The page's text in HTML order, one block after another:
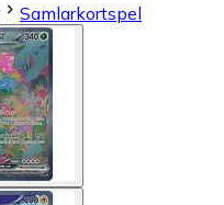
Samlarkortspel